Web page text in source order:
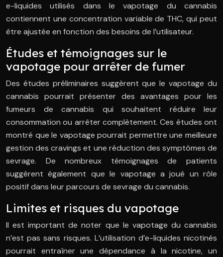
e-liquides utilisés dans le vapotage du cannabis
contiennent une concentration variable de THC, qui peut
être ajustée en fonction des besoins de l’utilisateur.
Études et témoignages sur le
vapotage pour arrêter de fumer
Des études préliminaires suggèrent que le vapotage du
cannabis pourrait présenter des avantages pour les
fumeurs de cannabis qui souhaitent réduire leur
consommation ou arrêter complètement. Ces études ont
montré que le vapotage pourrait permettre une meilleure
gestion des cravings et une réduction des symptômes de
sevrage. De nombreux témoignages de patients
suggèrent également que le vapotage a joué un rôle
positif dans leur parcours de sevrage du cannabis.
Limites et risques du vapotage
Il est important de noter que le vapotage du cannabis
n’est pas sans risques. L’utilisation d’e-liquides nicotinés
pourrait entraîner une dépendance à la nicotine, un